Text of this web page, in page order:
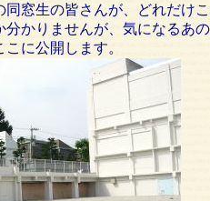
窓生の皆さんが、どれだけ
分かりませんが、気になるあ
に公開します。